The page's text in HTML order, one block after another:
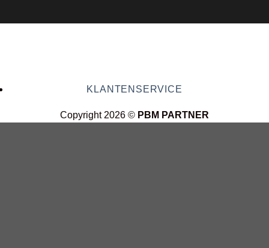
KLANTENSERVICE
Copyright 2026 © PBM PARTNER